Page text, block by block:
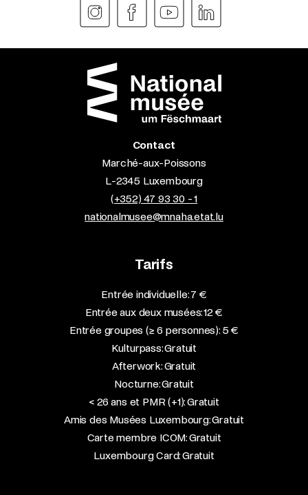
Contact
Marché-aux-Poissons
L-2345 Luxembourg
(+352) 47 93 30 - 1
nationalmusee@mnaha.etat.lu
Tarifs
Entrée individuelle: 7 €
Entrée aux deux musées: 12 €
Entrée groupes (≥ 6 personnes): 5 €
Kulturpass: Gratuit
Afterwork: Gratuit
Nocturne: Gratuit
< 26 ans et PMR (+1): Gratuit
Amis des Musées Luxembourg: Gratuit
Carte membre ICOM: Gratuit
Luxembourg Card: Gratuit